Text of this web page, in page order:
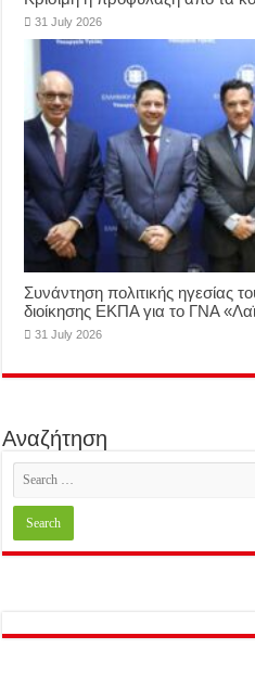
31 July 2026
Συνάντηση πολιτικής ηγεσίας
διοίκησης ΕΚΠΑ για το ΓΝΑ
31 July 2026
Αναζήτηση